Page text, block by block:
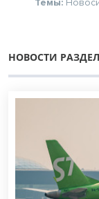
Темы:
НОВОСТИ